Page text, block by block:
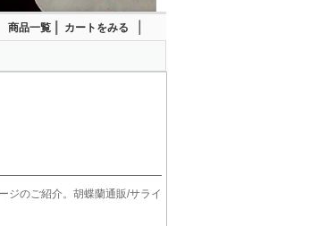
商品一覧| カートをみる
ジのご紹介。胡蝶蘭通販/サライ